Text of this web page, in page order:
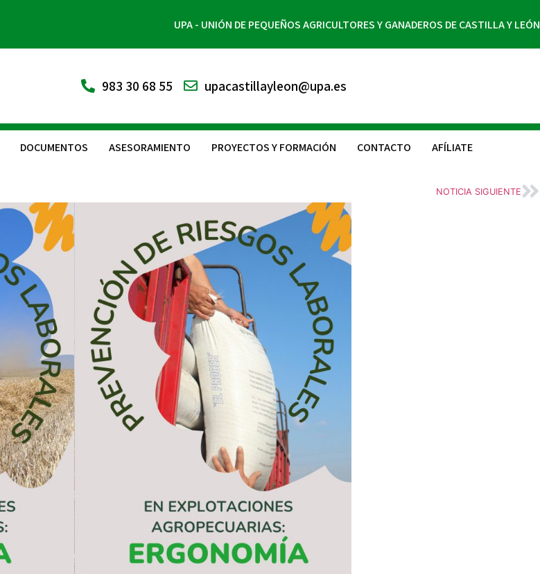
UPA - UNIÓN DE PEQUEÑOS AGRICULTORES Y GANADEROS DE CASTILLA Y LEÓN
983 30 68 55 upacastillayleon@upa.es
DOCUMENTOS ASESORAMIENTO PROYECTOS Y FORMACIÓN CONTACTO AFÍLIATE
NOTICIA SIGUIENTE